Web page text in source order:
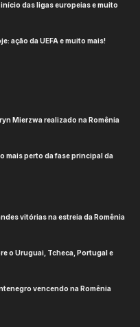
das ligas europeias e muito
ação da UEFA e muito mais!
Mierzwa realizado na Romênia
mais perto da fase principal da
vitórias na estreia da Romênia
o Uruguai, Tcheca, Portugal e
vencendo na Romênia